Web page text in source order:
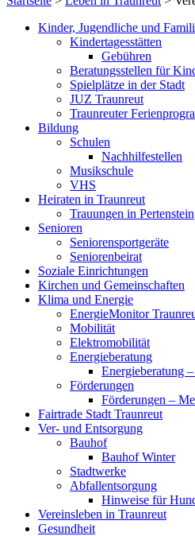
Kinder, Jugendliche und
Kindertagesstätten
Gebühren
Beratungsstellen für
Spielplätze in der Stadt
JUZ Traunreut
Traunreuter
Bildung
Schulen
Nachhilfestellen
Musikschule
VHS
Heiraten in Traunreut
Trauungen in Pertenstein
Senioren
Seniorensportgeräte
Seniorenbeirat
Soziale Einrichtungen
Kirchen und Gemeinschaften
Klima und Energie
EnergieMonitor
Mobilität
Elektromobilität
Energieberatung
Energieberatung
Förderungen
Förderungen –
Fairtrade Stadt Traunreut
Ver- und Entsorgung
Bauhof
Bauhof Winter
Stadtwerke
Abfallentsorgung
Hinweise für
Vereinsleben in Traunreut
Gesundheit